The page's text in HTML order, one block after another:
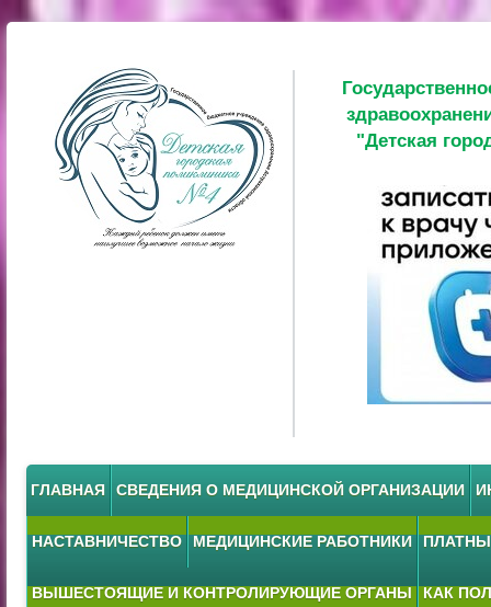
"Детская
ГЛАВНАЯ СВЕДЕНИЯ О МЕДИЦИНСКОЙ ОРГАНИЗАЦИИ
НАСТАВНИЧЕСТВО МЕДИЦИНСКИЕ РАБОТНИКИ
ВЫШЕСТОЯЩИЕ И КОНТРОЛИРУЮЩИЕ ОРГАНЫ КАК